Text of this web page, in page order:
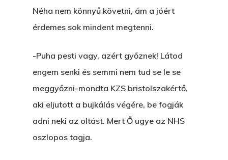
Néha nem könnyű követni, ám a jóért
érdemes sok mindent megtenni.
-Puha pesti vagy, azért győznek! Látod
engem senki és semmi nem tud se le se
meggyőzni-mondta KZS bristolszakértő,
aki eljutott a bujkálás végére, be fogják
adni neki az oltást. Mert Ő ugye az NHS
oszlopos tagja.